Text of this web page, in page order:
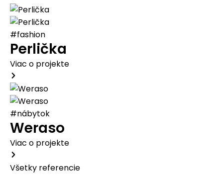
#fashion
Perlička
Viac o projekte
#nábytok
Weraso
Viac o projekte
Všetky referencie